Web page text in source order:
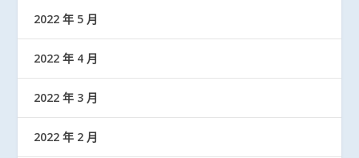
2022 年 5 月
2022 年 4 月
2022 年 3 月
2022 年 2 月